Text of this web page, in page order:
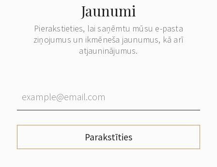
Jaunumi
Pierakstieties, lai saņēmtu mūsu e-pasta
ziņojumus un ikmēneša jaunumus, kā arī
atjauninājumus.
Parakstīties